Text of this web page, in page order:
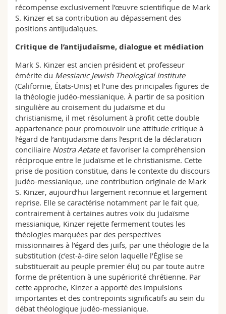
récompense exclusivement l’œuvre scientifique de Mark
S. Kinzer et sa contribution au dépassement des
positions antijudaïques.
Critique de l’antijudaïsme, dialogue et médiation
Mark S. Kinzer est ancien président et professeur
émérite du Messianic Jewish Theological Institute
(Californie, États-Unis) et l’une des principales figures de
la théologie judéo-messianique. À partir de sa position
singulière au croisement du judaïsme et du
christianisme, il met résolument à profit cette double
appartenance pour promouvoir une attitude critique à
l’égard de l’antijudaïsme dans l’esprit de la déclaration
conciliaire Nostra Aetateet favoriser la compréhension
réciproque entre le judaïsme et le christianisme. Cette
prise de position constitue, dans le contexte du discours
judéo-messianique, une contribution originale de Mark
S. Kinzer, aujourd’hui largement reconnue et largement
reprise. Elle se caractérise notamment par le fait que,
contrairement à certaines autres voix du judaïsme
messianique, Kinzer rejette fermement toutes les
théologies marquées par des perspectives
missionnaires à l’égard des juifs, par une théologie de la
substitution (c’est-à-dire selon laquelle l’Église se
substituerait au peuple premier élu) ou par toute autre
forme de prétention à une supériorité chrétienne. Par
cette approche, Kinzer a apporté des impulsions
importantes et des contrepoints significatifs au sein du
débat théologique judéo-messianique.